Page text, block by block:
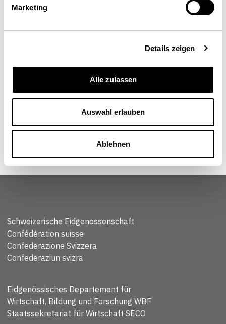
Marketing
Details zeigen
Alle zulassen
Auswahl erlauben
Ablehnen
WWZ Uni Basel
Schweizerische Eidgenossenschaft
Confédération suisse
Confederazione Svizzera
Confederaziun svizra
Eidgenössisches Departement für
Wirtschaft, Bildung und Forschung WBF
Staatssekretariat für Wirtschaft SECO